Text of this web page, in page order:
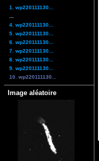
1. wp220111130...
4. wp220111130...
5. wp220111130...
6. wp220111130...
7. wp220111130...
8. wp220111130...
9. wp220111130...
10. wp220111130...
Image aléatoire